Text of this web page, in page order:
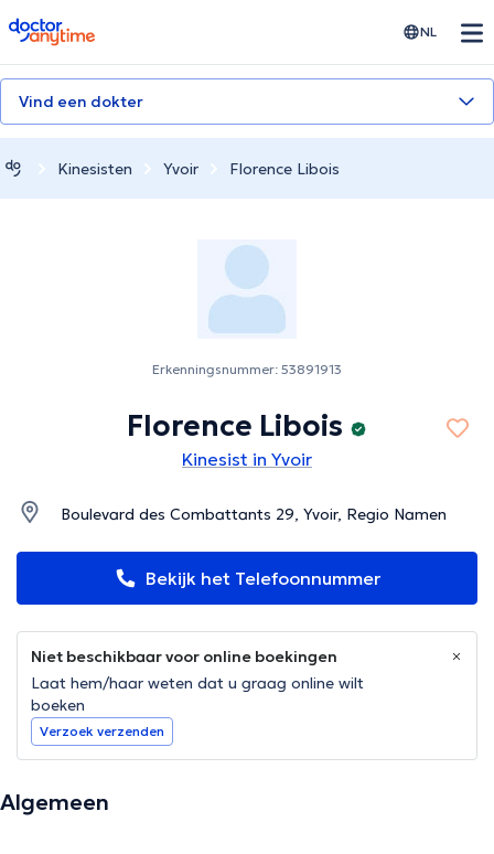
doctoranytime NL
Vind een dokter
Kinesisten Yvoir Florence Libois
Erkenningsnummer: 53891913
Florence Libois
Kinesist in Yvoir
Boulevard des Combattants 29, Yvoir, Regio Namen
Bekijk het Telefoonnummer
Niet beschikbaar voor online boekingen
Laat hem/haar weten dat u graag online wilt
boeken
Verzoek verzenden
Algemeen